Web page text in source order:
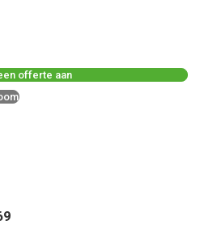
offerte aan